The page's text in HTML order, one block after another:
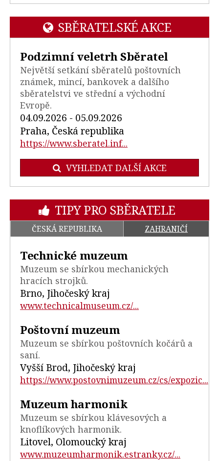
SBĚRATELSKÉ AKCE
Podzimní veletrh Sběratel
Největší setkání sběratelů poštovních
známek, mincí, bankovek a dalšího
sběratelstvi ve střední a východní
Evropě.
04.09.2026 - 05.09.2026
Praha, Česká republika
https://www.sberatel.inf...
VYHLEDAT DALŠÍ AKCE
TIPY PRO SBĚRATELE
ČESKÁ REPUBLIKA ZAHRANIČÍ
Technické muzeum
Muzeum se sbírkou mechanických
hracích strojků.
Brno, Jihočeský kraj
www.technicalmuseum.cz/...
Poštovní muzeum
Muzeum se sbírkou poštovních kočárů a
saní.
Vyšší Brod, Jihočeský kraj
https://www.postovnimuzeum.cz/cs/expozic...
Muzeum harmonik
Muzeum se sbírkou klávesových a
knoflíkových harmonik.
Litovel, Olomoucký kraj
www.muzeumharmonik.estranky.cz/...